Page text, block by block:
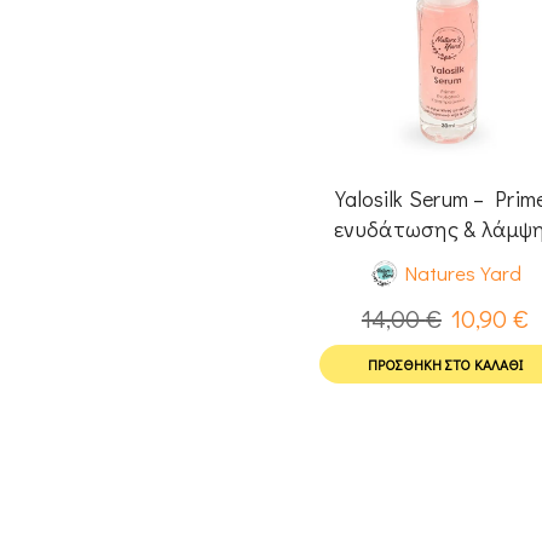
Yalosilk Serum –
ενυδάτωσης &
προσώπου 30ml
Natures Yard
14,00€ 10,90 €
ΠΡΟΣΘΉΚΗ ΣΤΟ ΚΑΛΆΘΙ